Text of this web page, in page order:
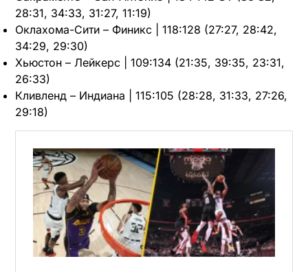
28:31, 34:33, 31:27, 11:19)
Оклахома-Сити – Финикс | 118:128 (27:27, 28:42,
34:29, 29:30)
Хьюстон – Лейкерс | 109:134 (21:35, 39:35, 23:31,
26:33)
Кливленд – Индиана | 115:105 (28:28, 31:33, 27:26,
29:18)